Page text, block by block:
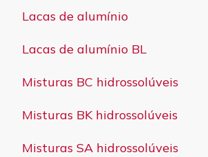
Lacas de alumínio
Lacas de alumínio BL
Misturas BC hidrossolúveis
Misturas BK hidrossolúveis
Misturas SA hidrossolúveis